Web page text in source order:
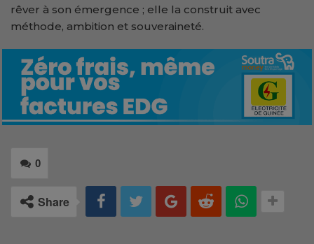
rêver à son émergence ; elle la construit avec
méthode, ambition et souveraineté.
0
Share